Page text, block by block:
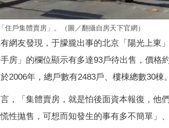
住戶集體賣房」。（圖／翻攝自房天下官網）
網友發現，于朦朧出事的北京「陽光上東
房」的欄位顯示有多達93戶待出售，價格
2006年，總戶數有2483戶、樓棟總數30棟。
，「集體賣房，就是怕後面資本報復，他
性拋售，可想而知發生的事有多不簡單」